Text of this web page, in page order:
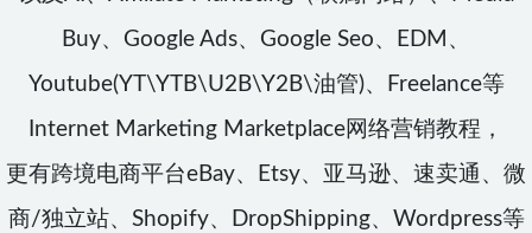
Buy、Google Ads、Google Seo、EDM、
Youtube(YT\YTB\U2B\Y2B\油管)、Freelance等
Internet Marketing Marketplace网络营销教程，
更有跨境电商平台eBay、Etsy、亚马逊、速卖通、微
商/独立站、Shopify、DropShipping、Wordpress等